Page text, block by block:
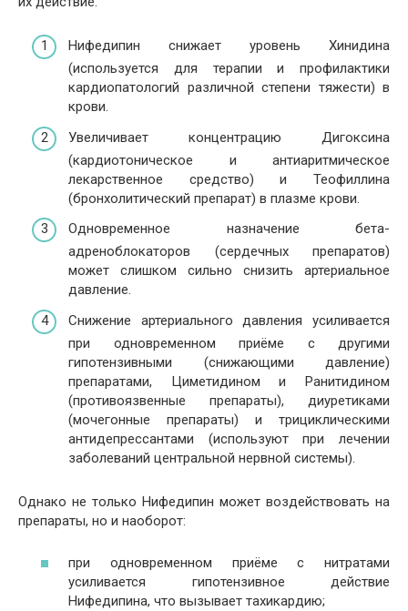
Нифедипин снижает уровень Хинидина
(используется для терапии и профилактики
кардиопатологий различной степени тяжести) в
крови.
Увеличивает концентрацию Дигоксина
(кардиотоническое и антиаритмическое
лекарственное средство) и Теофиллина
(бронхолитический препарат) в плазме крови.
Одновременное назначение бета-
адреноблокаторов (сердечных препаратов)
может слишком сильно снизить артериальное
давление.
Снижение артериального давления усиливается
при одновременном приёме с другими
гипотензивными (снижающими давление)
препаратами, Циметидином и Ранитидином
(противоязвенные препараты), диуретиками
(мочегонные препараты) и трициклическими
антидепрессантами (используют при лечении
заболеваний центральной нервной системы).
Однако не только Нифедипин может воздействовать на
препараты, но и наоборот:
при одновременном приёме с нитратами
усиливается гипотензивное действие
Нифедипина, что вызывает тахикардию;